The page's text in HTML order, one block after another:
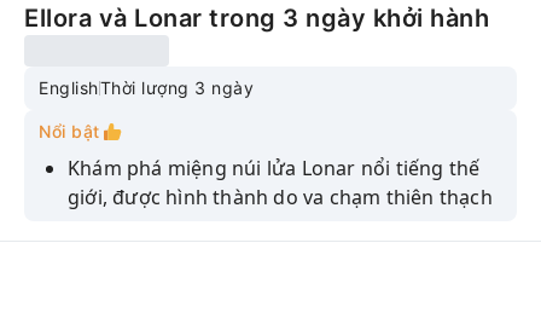
Ellora và Lonar trong 3 ngày khởi hành
EnglishThời lượng 3 ngày
Nổi bật
Khám phá miệng núi lửa Lonar nổi tiếng thế
giới, được hình thành do va chạm thiên thạch